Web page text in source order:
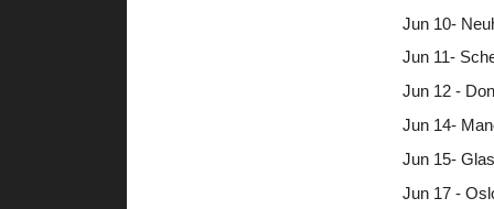
Jun 10-
Jun 11-
Jun 12 -
Jun 14-
Jun 15-
Jun 17 -